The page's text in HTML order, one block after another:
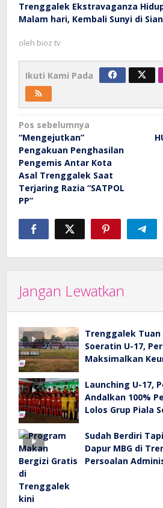
Trenggalek Ekstravaganza
Malam hari, Kembali Sunyi di
oleh bioz tv
Ikuti Kami Pada
Navigasi
pos
Pos sebelumnya
“Mengejutkan”
Pengakuan Penghasilan
Pengemis Antar Kota
Asal Trenggalek Saat
Terjaring Razia “SATPOL
PP”
Jangan Lewatkan
Trenggalek Tuan
Soeratin U-17,
Maksimalkan
Launching U-17,
Andalkan 100%
Lolos Grup Piala
Sudah Berdiri
Dapur MBG di
Persoalan